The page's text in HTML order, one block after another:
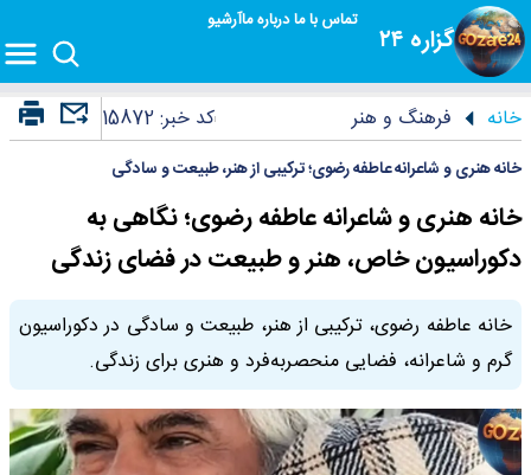
گزاره ۲۴
تماس با مادرباره ماآرشیو
خانه فرهنگ و هنر کد خبر:15872
خانه هنری و شاعرانه عاطفه رضوی؛ ترکیبی از هنر، طبیعت و سادگی
خانه هنری و شاعرانه عاطفه رضوی؛ نگاهی به
دکوراسیون خاص، هنر و طبیعت در فضای زندگی
خانه عاطفه رضوی، ترکیبی از هنر، طبیعت و سادگی در دکوراسیون
گرم و شاعرانه، فضایی منحصربه‌فرد و هنری برای زندگی.